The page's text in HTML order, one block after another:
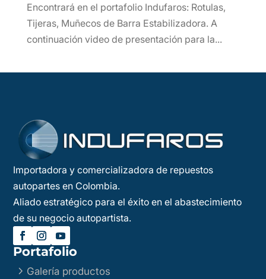
Encontrará en el portafolio Indufaros: Rotulas,
Tijeras, Muñecos de Barra Estabilizadora. A
continuación video de presentación para la...
Importadora y comercializadora de repuestos
autopartes en Colombia.
Aliado estratégico para el éxito en el abastecimiento
de su negocio autopartista.
Portafolio
5 Galería productos